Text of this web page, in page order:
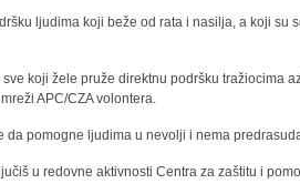
ljudima koji beže od rata i nasilja, a koji
koji žele pruže direktnu podršku tražiocima
APC/CZA volontera.
pomogne ljudima u nevolji i nema
u redovne aktivnosti Centra za zaštitu i